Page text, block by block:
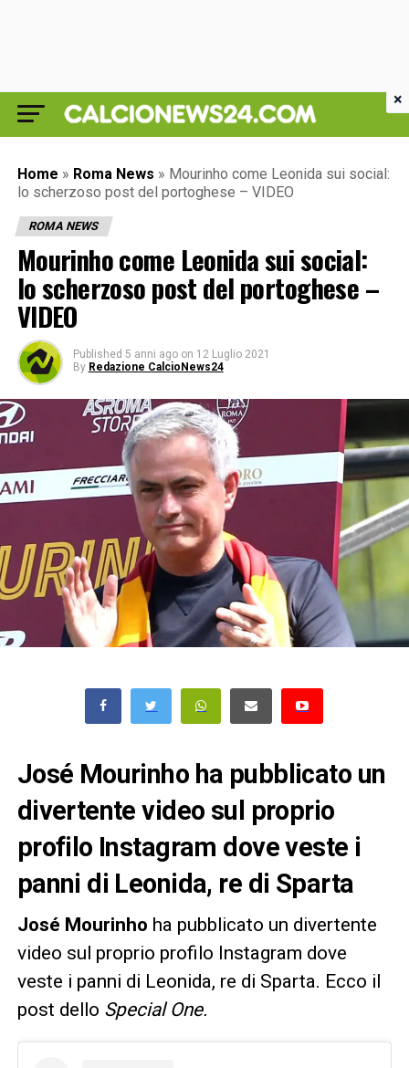
Home » Roma News » Mourinho come Leonida sui social:
lo scherzoso post del portoghese – VIDEO
ROMA NEWS
Mourinho come Leonida sui social:
lo scherzoso post del portoghese –
VIDEO
Published 5 anni ago on 12 Luglio 2021
By Redazione CalcioNews24
José Mourinho ha pubblicato un
divertente video sul proprio
profilo Instagram dove veste i
panni di Leonida, re di Sparta
José Mourinho ha pubblicato un divertente
video sul proprio profilo Instagram dove
veste i panni di Leonida, re di Sparta. Ecco il
post dello Special One.
×